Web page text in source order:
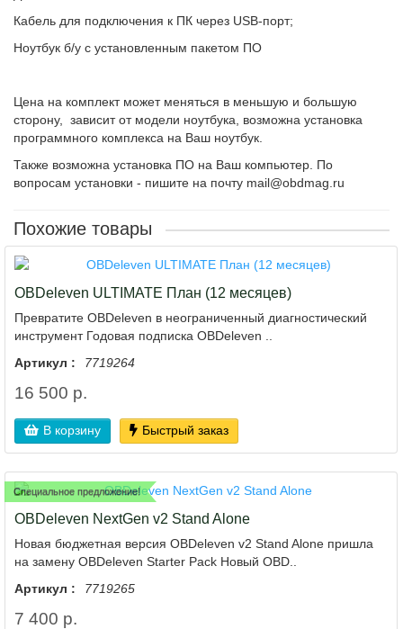
Кабель для подключения к ПК через USB-порт;
Ноутбук б/у с установленным пакетом ПО
Цена на комплект может меняться в меньшую и большую
сторону, зависит от модели ноутбука, возможна установка
программного комплекса на Ваш ноутбук.
Также возможна установка ПО на Ваш компьютер. По
вопросам установки - пишите на почту mail@obdmag.ru
Похожие товары
OBDeleven ULTIMATE План (12 месяцев)
Превратите OBDeleven в неограниченный диагностический
инструмент Годовая подписка OBDeleven ..
Артикул :
7719264
16 500 р.
В корзину Быстрый заказ
Специальное предложение!
OBDeleven NextGen v2 Stand Alone
Новая бюджетная версия OBDeleven v2 Stand Alone пришла
на замену OBDeleven Starter Pack Новый OBD..
Артикул :
7719265
7 400 р.